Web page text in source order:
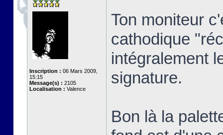
Inscription : 06 Mars 2009,
15:15
Message(s) : 2105
Localisation : Valence
Ton moniteur
cathodique
intégralement
signature.
Bon là la